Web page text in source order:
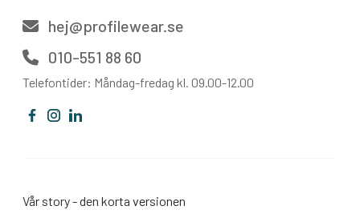
hej@profilewear.se
010-551 88 60
Telefontider: Måndag-fredag kl. 09.00-12.00
Vår story - den korta versionen